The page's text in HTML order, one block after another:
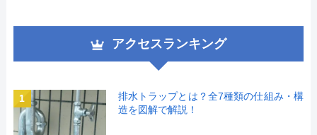
アクセスランキング
1
排水トラップとは？全7種類の仕組み・構
造を図解で解説！